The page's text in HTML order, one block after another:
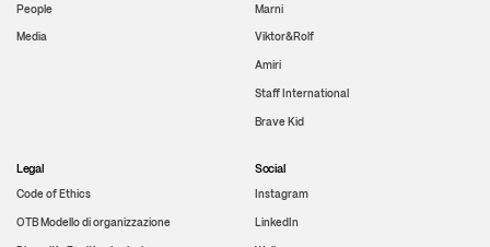
People
Media
Marni
Viktor&Rolf
Amiri
Staff International
Brave Kid
Legal
Code of Ethics
OTB Modello di organizzazione
Social
Instagram
LinkedIn